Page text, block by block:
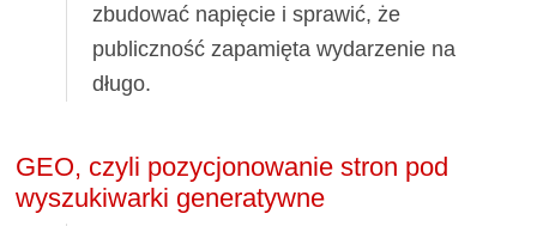
zbudować napięcie i sprawić, że
publiczność zapamięta wydarzenie na
długo.
GEO, czyli pozycjonowanie stron pod
wyszukiwarki generatywne